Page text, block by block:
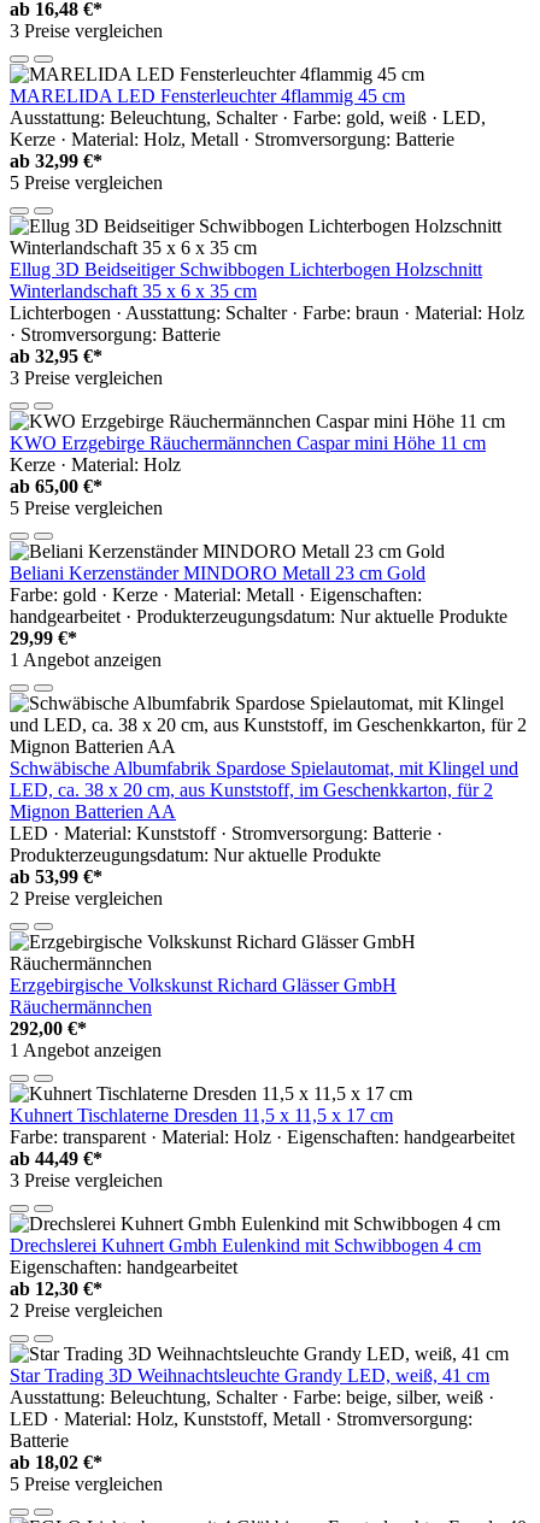
ab 16,48 €*
3 Preise vergleichen
MARELIDA LED Fensterleuchter 4flammig 45 cm
Ausstattung: Beleuchtung, Schalter · Farbe: gold, weiß · LED,
Kerze · Material: Holz, Metall · Stromversorgung: Batterie
ab 32,99 €*
5 Preise vergleichen
Ellug 3D Beidseitiger Schwibbogen Lichterbogen Holzschnitt
Winterlandschaft 35 x 6 x 35 cm
Lichterbogen · Ausstattung: Schalter · Farbe: braun · Material: Holz
· Stromversorgung: Batterie
ab 32,95 €*
3 Preise vergleichen
KWO Erzgebirge Räuchermännchen Caspar mini Höhe 11 cm
Kerze · Material: Holz
ab 65,00 €*
5 Preise vergleichen
Beliani Kerzenständer MINDORO Metall 23 cm Gold
Farbe: gold · Kerze · Material: Metall · Eigenschaften:
handgearbeitet · Produkterzeugungsdatum: Nur aktuelle Produkte
29,99 €*
1 Angebot anzeigen
Schwäbische Albumfabrik Spardose Spielautomat, mit Klingel und
LED, ca. 38 x 20 cm, aus Kunststoff, im Geschenkkarton, für 2
Mignon Batterien AA
LED · Material: Kunststoff · Stromversorgung: Batterie ·
Produkterzeugungsdatum: Nur aktuelle Produkte
ab 53,99 €*
2 Preise vergleichen
Erzgebirgische Volkskunst Richard Glässer GmbH
Räuchermännchen
292,00 €*
1 Angebot anzeigen
Kuhnert Tischlaterne Dresden 11,5 x 11,5 x 17 cm
Farbe: transparent · Material: Holz · Eigenschaften: handgearbeitet
ab 44,49 €*
3 Preise vergleichen
Drechslerei Kuhnert Gmbh Eulenkind mit Schwibbogen 4 cm
Eigenschaften: handgearbeitet
ab 12,30 €*
2 Preise vergleichen
Star Trading 3D Weihnachtsleuchte Grandy LED, weiß, 41 cm
Ausstattung: Beleuchtung, Schalter · Farbe: beige, silber, weiß ·
LED · Material: Holz, Kunststoff, Metall · Stromversorgung:
Batterie
ab 18,02 €*
5 Preise vergleichen